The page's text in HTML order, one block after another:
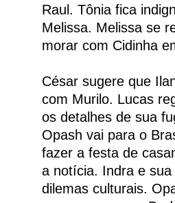
Raul. Tônia fica
Melissa. Melissa se
morar com Cidinha
César sugere que
com Murilo. Lucas
os detalhes de sua
Opash vai para o
fazer a festa de
a notícia. Indra e
dilemas culturais.